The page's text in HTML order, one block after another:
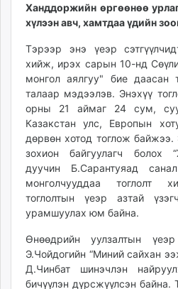
today.mn
zuv.mn
mminfo.mn
ugluu.mn
urlag.mn
unen.mn
asu.mn
shudarga.mn
shuurhai.mn
unuudur.mn
isee.mn
mglradio.com
fact.mn
itoim.mn
tumen.mn
shuum.mn
Ханддоржийн өргөөнөө
хүлээн авч, хамтдаа үдийн
Тэрээр энэ үеэр
хийж, ирэх сарын 10-нд
монгол аялгуу" бие даасан
талаар мэдээлэв. Энэхүү
орны 21 аймаг 24 сум,
Казакстан улс, Европын
дөрвөн хотод тоглож байжээ.
зохион байгуулагч болох
дуучин Б.Сарантуяад
монголчууддаа тоглолт
тоглолтын үеэр азтай
урамшуулах юм байна.
Өнөөдрийн уулзалтын
Э.Чойдогийн “Миний сайхан
Д.Чинбат шинэчлэн
бичүүлэн дүрсжүүлсэн